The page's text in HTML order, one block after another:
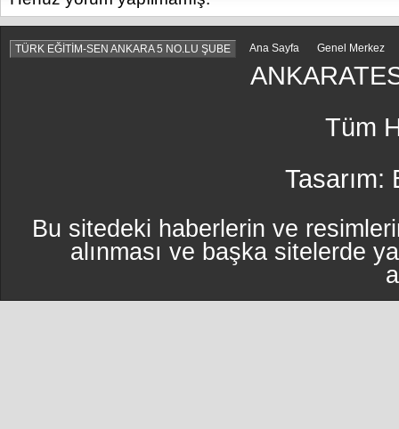
TÜRK EĞİTİM-SEN ANKARA 5 NO.LU ŞUBE Ana Sayfa Genel Merkez
Tüm
Tasarım:
Bu sitedeki haberlerin ve
alınması ve başka sitelerde